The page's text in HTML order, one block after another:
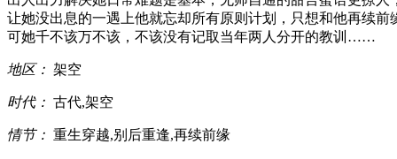
让她没出息的一遇上他就忘却所有原则计划，只想和他再续前
可她千不该万不该，不该没有记取当年两人分开的教训……
地区： 架空
时代： 古代,架空
情节： 重生穿越,别后重逢,再续前缘